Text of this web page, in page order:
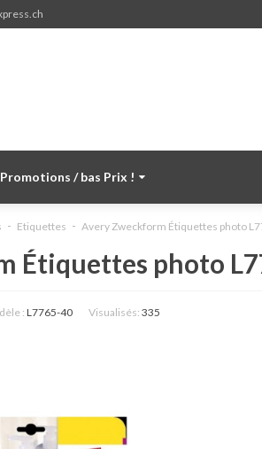
Promotions / bas Prix !
Etiquettes Avery Zweckform Étiquettes photo
Étiquettes photo
:L7765-40 Visualisés: 335